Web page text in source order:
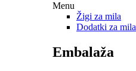
Menu
Žigi za mila
Dodatki za mila
Embalaža